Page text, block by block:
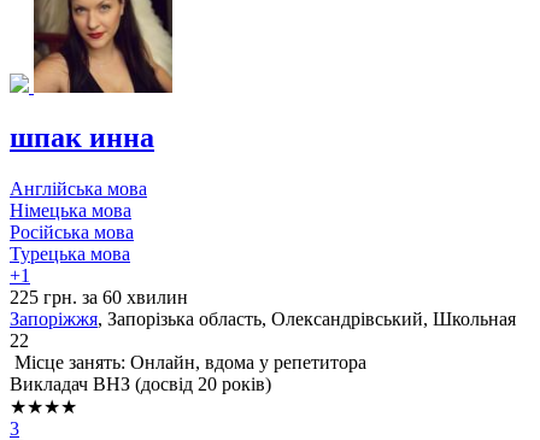
шпак инна
Англійська мова
Німецька мова
Російська мова
Турецька мова
+1
225 грн. за 60 хвилин
Запоріжжя, Запорізька область, Олександрівський, Школьная
22
Місце занять: Онлайн, вдома у репетитора
Викладач ВНЗ (досвід 20 років)
★★★★
3